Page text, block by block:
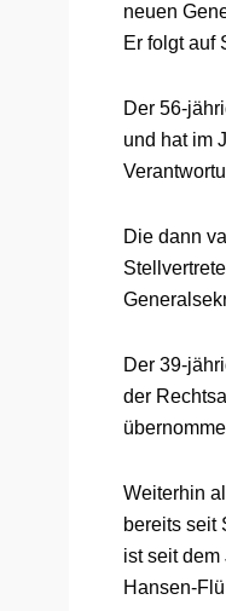
neuen
Er folgt auf
Der 56-
und hat im
Die dann
Der 39-
der
Weiterhin
bereits seit
ist seit
Hansen-